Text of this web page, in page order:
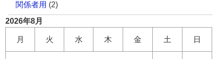
関係者用 (2)
2026年8月
月 火 水 木 金 土 日